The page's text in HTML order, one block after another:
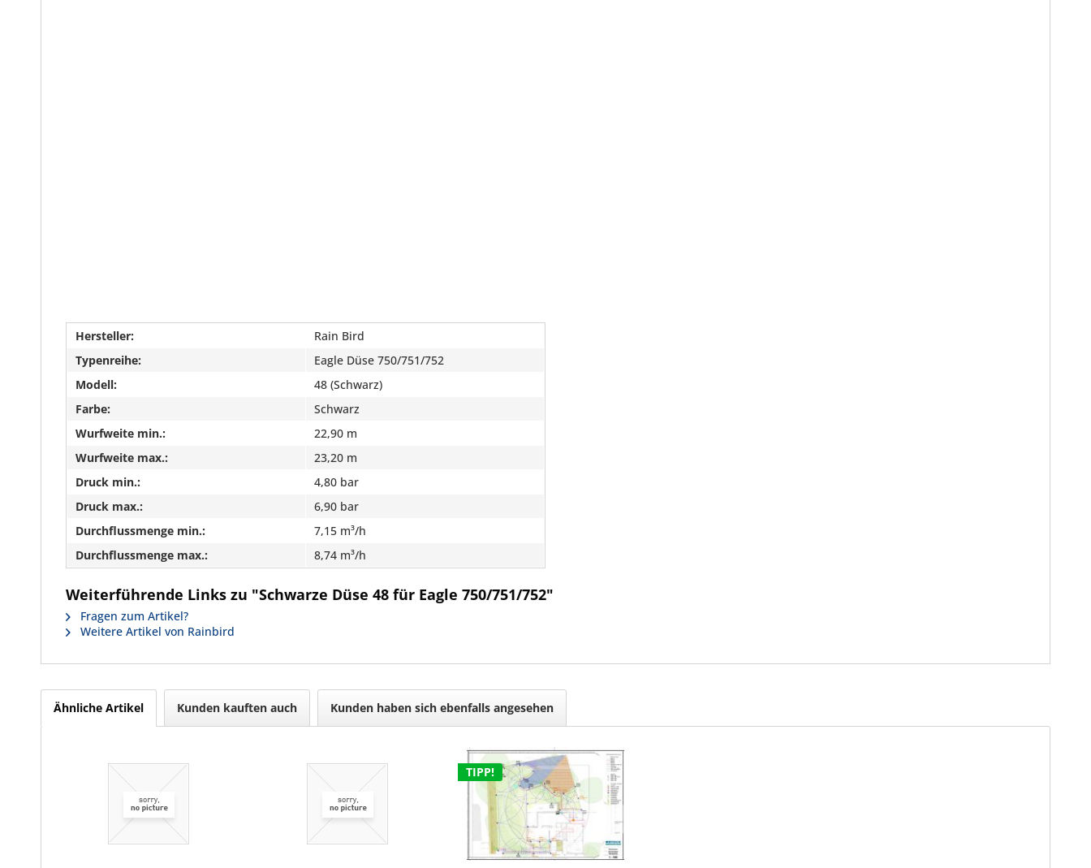
Hersteller:
Rain Bird
Typenreihe:
Eagle Düse 750/751/752
Modell:
48 (Schwarz)
Farbe:
Schwarz
Wurfweite min.:
22,90 m
Wurfweite max.:
23,20 m
Druck min.:
4,80 bar
Druck max.:
6,90 bar
Durchflussmenge min.:
7,15 m³/h
Durchflussmenge max.:
8,74 m³/h
Weiterführende Links zu "Schwarze Düse 48 für Eagle 750/751/752"
Fragen zum Artikel?
Weitere Artikel von Rainbird
Ähnliche Artikel Kunden kauften auch Kunden haben sich ebenfalls angesehen
TIPP!